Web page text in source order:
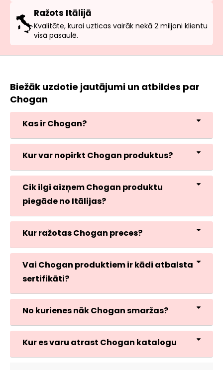
Ražots Itālijā
Kvalitāte, kurai uzticas vairāk nekā 2 miljoni klientu
visā pasaulē.
Biežāk uzdotie jautājumi un atbildes par
Chogan
Kas ir Chogan?
Kur var nopirkt Chogan produktus?
Cik ilgi aizņem Chogan produktu
piegāde no Itālijas?
Kur ražotas Chogan preces?
Vai Chogan produktiem ir kādi atbalsta
sertifikāti?
No kurienes nāk Chogan smaržas?
Kur es varu atrast Chogan katalogu